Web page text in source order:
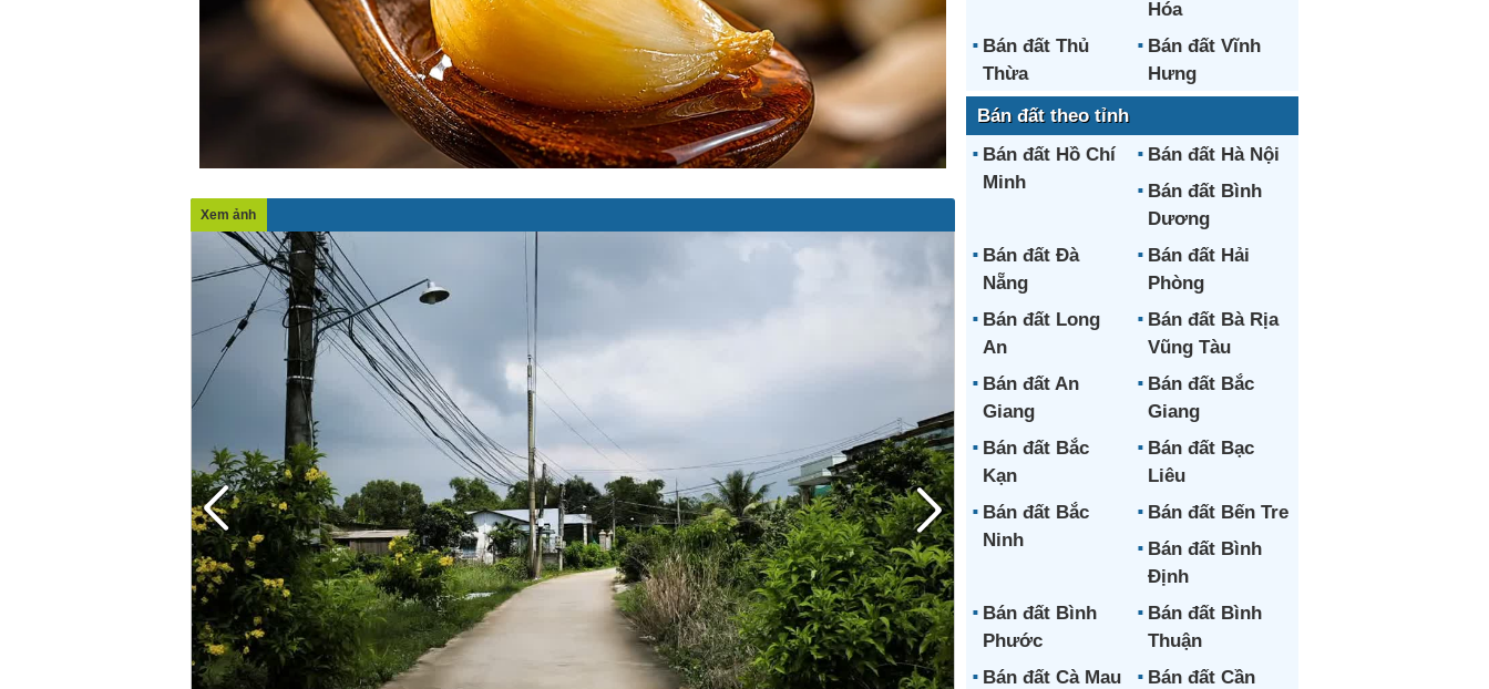
Xem ảnh
Hóa
Bán đất Thủ
Thừa
Bán đất Vĩnh
Hưng
Bán đất theo tỉnh
Bán đất Hồ Chí
Minh
Bán đất Hà Nội
Bán đất Bình
Dương
Bán đất Đà
Nẵng
Bán đất Hải
Phòng
Bán đất Long
An
Bán đất Bà Rịa
Vũng Tàu
Bán đất An
Giang
Bán đất Bắc
Giang
Bán đất Bắc
Kạn
Bán đất Bạc
Liêu
Bán đất Bắc
Ninh
Bán đất Bến Tre
Bán đất Bình
Định
Bán đất Bình
Phước
Bán đất Bình
Thuận
Bán đất Cà Mau
Bán đất Cần